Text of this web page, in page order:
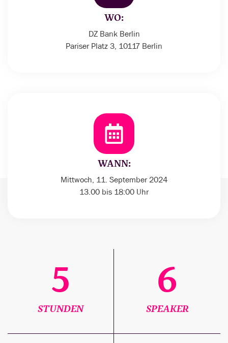
WO:
DZ Bank Berlin
Pariser Platz 3, 10117 Berlin
WANN:
Mittwoch, 11. September 2024
13.00 bis 18:00 Uhr
STUNDEN
5
SPEAKER
6